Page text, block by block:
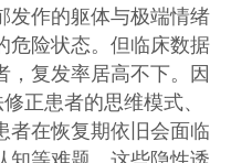
发作的躯体与极端情绪
危险状态。但临床数据
，复发率居高不下。因
正患者的思维模式、
者在恢复期依旧会面临